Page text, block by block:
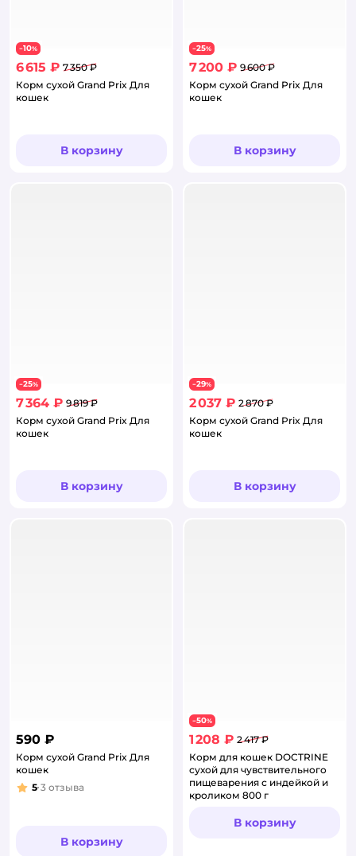
−10%
6 615 ₽ 7 350 ₽
Корм сухой Grand Prix Для
кошек
В корзину
−25%
7 200 ₽ 9 600 ₽
Корм сухой Grand Prix Для
кошек
В корзину
−25%
7 364 ₽ 9 819 ₽
Корм сухой Grand Prix Для
кошек
В корзину
−29%
2 037 ₽ 2 870 ₽
Корм сухой Grand Prix Для
кошек
В корзину
590 ₽
Корм сухой Grand Prix Для
кошек
Рейтинг:
5 3 отзыва
В корзину
−50%
1 208 ₽ 2 417 ₽
Корм для кошек DOCTRINE
сухой для чувствительного
пищеварения с индейкой и
кроликом 800 г
В корзину